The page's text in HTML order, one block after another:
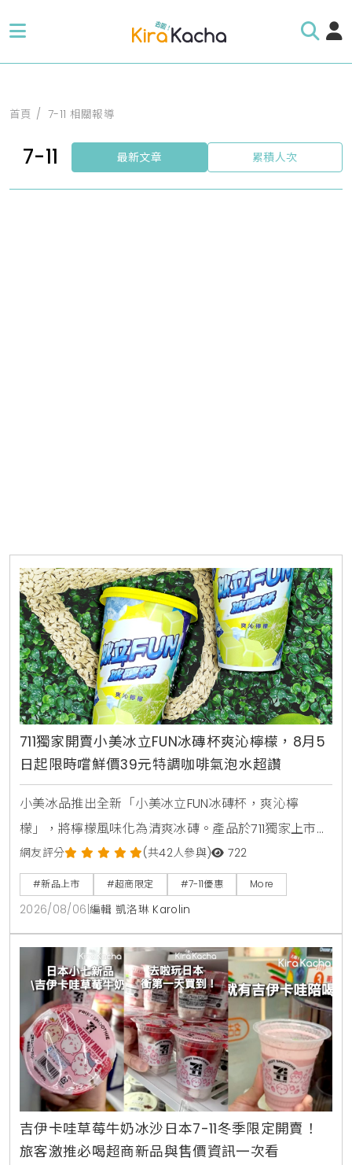
首頁 7-11 相關報導
7-11 最新文章 累積人次
711獨家開賣小美冰立FUN冰磚杯爽沁檸檬，8月5
日起限時嚐鮮價39元特調咖啡氣泡水超讚
小美冰品推出全新「小美冰立FUN冰磚杯，爽沁檸
檬」，將檸檬風味化為清爽冰磚。產品於711獨家上市，
2026年8月5日至9月1日享嚐鮮價39元。顆粒狀冰磚可
直接食用，也能加入氣泡水或咖啡混搭出夏日特調飲
品。
網友評分 (共42人參與) 722
#新品上市 #超商限定 #7-11優惠 More
2026/08/06 編輯 凱洛琳 Karolin
吉伊卡哇草莓牛奶冰沙日本7-11冬季限定開賣！
旅客激推必喝超商新品與售價資訊一次看